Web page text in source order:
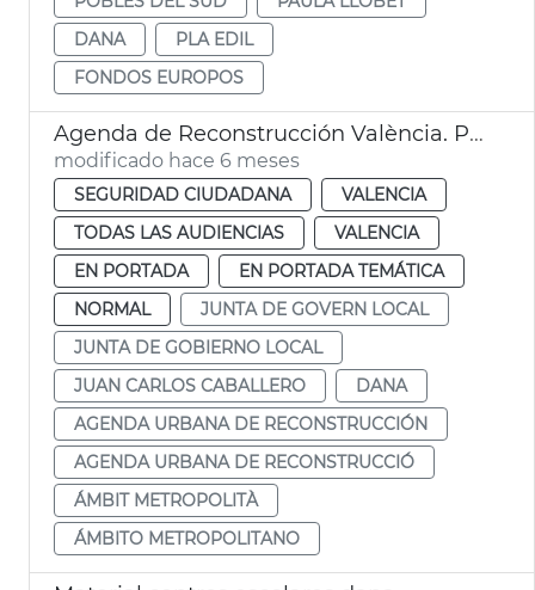
DANA
PLA EDIL
FONDOS EUROPOS
Agenda de Reconstrucción València. Plan Metropolitano de Seguridad
modificado hace 6 meses
SEGURIDAD CIUDADANA
VALENCIA
TODAS LAS AUDIENCIAS
VALENCIA
EN PORTADA
EN PORTADA TEMÁTICA
NORMAL
JUNTA DE GOVERN LOCAL
JUNTA DE GOBIERNO LOCAL
JUAN CARLOS CABALLERO
DANA
AGENDA URBANA DE RECONSTRUCCIÓN
AGENDA URBANA DE RECONSTRUCCIÓ
ÁMBIT METROPOLITÀ
ÁMBITO METROPOLITANO